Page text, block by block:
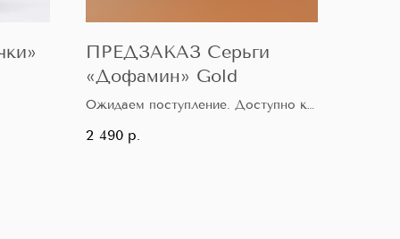
ПРЕДЗАКАЗ Серьги
«Дофамин» Gold
Ожидаем поступление. Доступно к
2 490 р.